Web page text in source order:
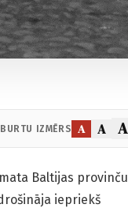
BURTU IZMĒRS A A A
Baltijas provinču
iepriekš